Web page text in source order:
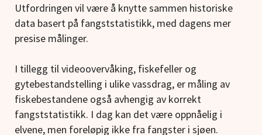
Utfordringen vil være å knytte sammen historiske
data basert på fangststatistikk, med dagens mer
presise målinger.
I tillegg til videoovervåking, fiskefeller og
gytebestandstelling i ulike vassdrag, er måling av
fiskebestandene også avhengig av korrekt
fangststatistikk. I dag kan det være oppnåelig i
elvene, men foreløpig ikke fra fangster i sjøen.